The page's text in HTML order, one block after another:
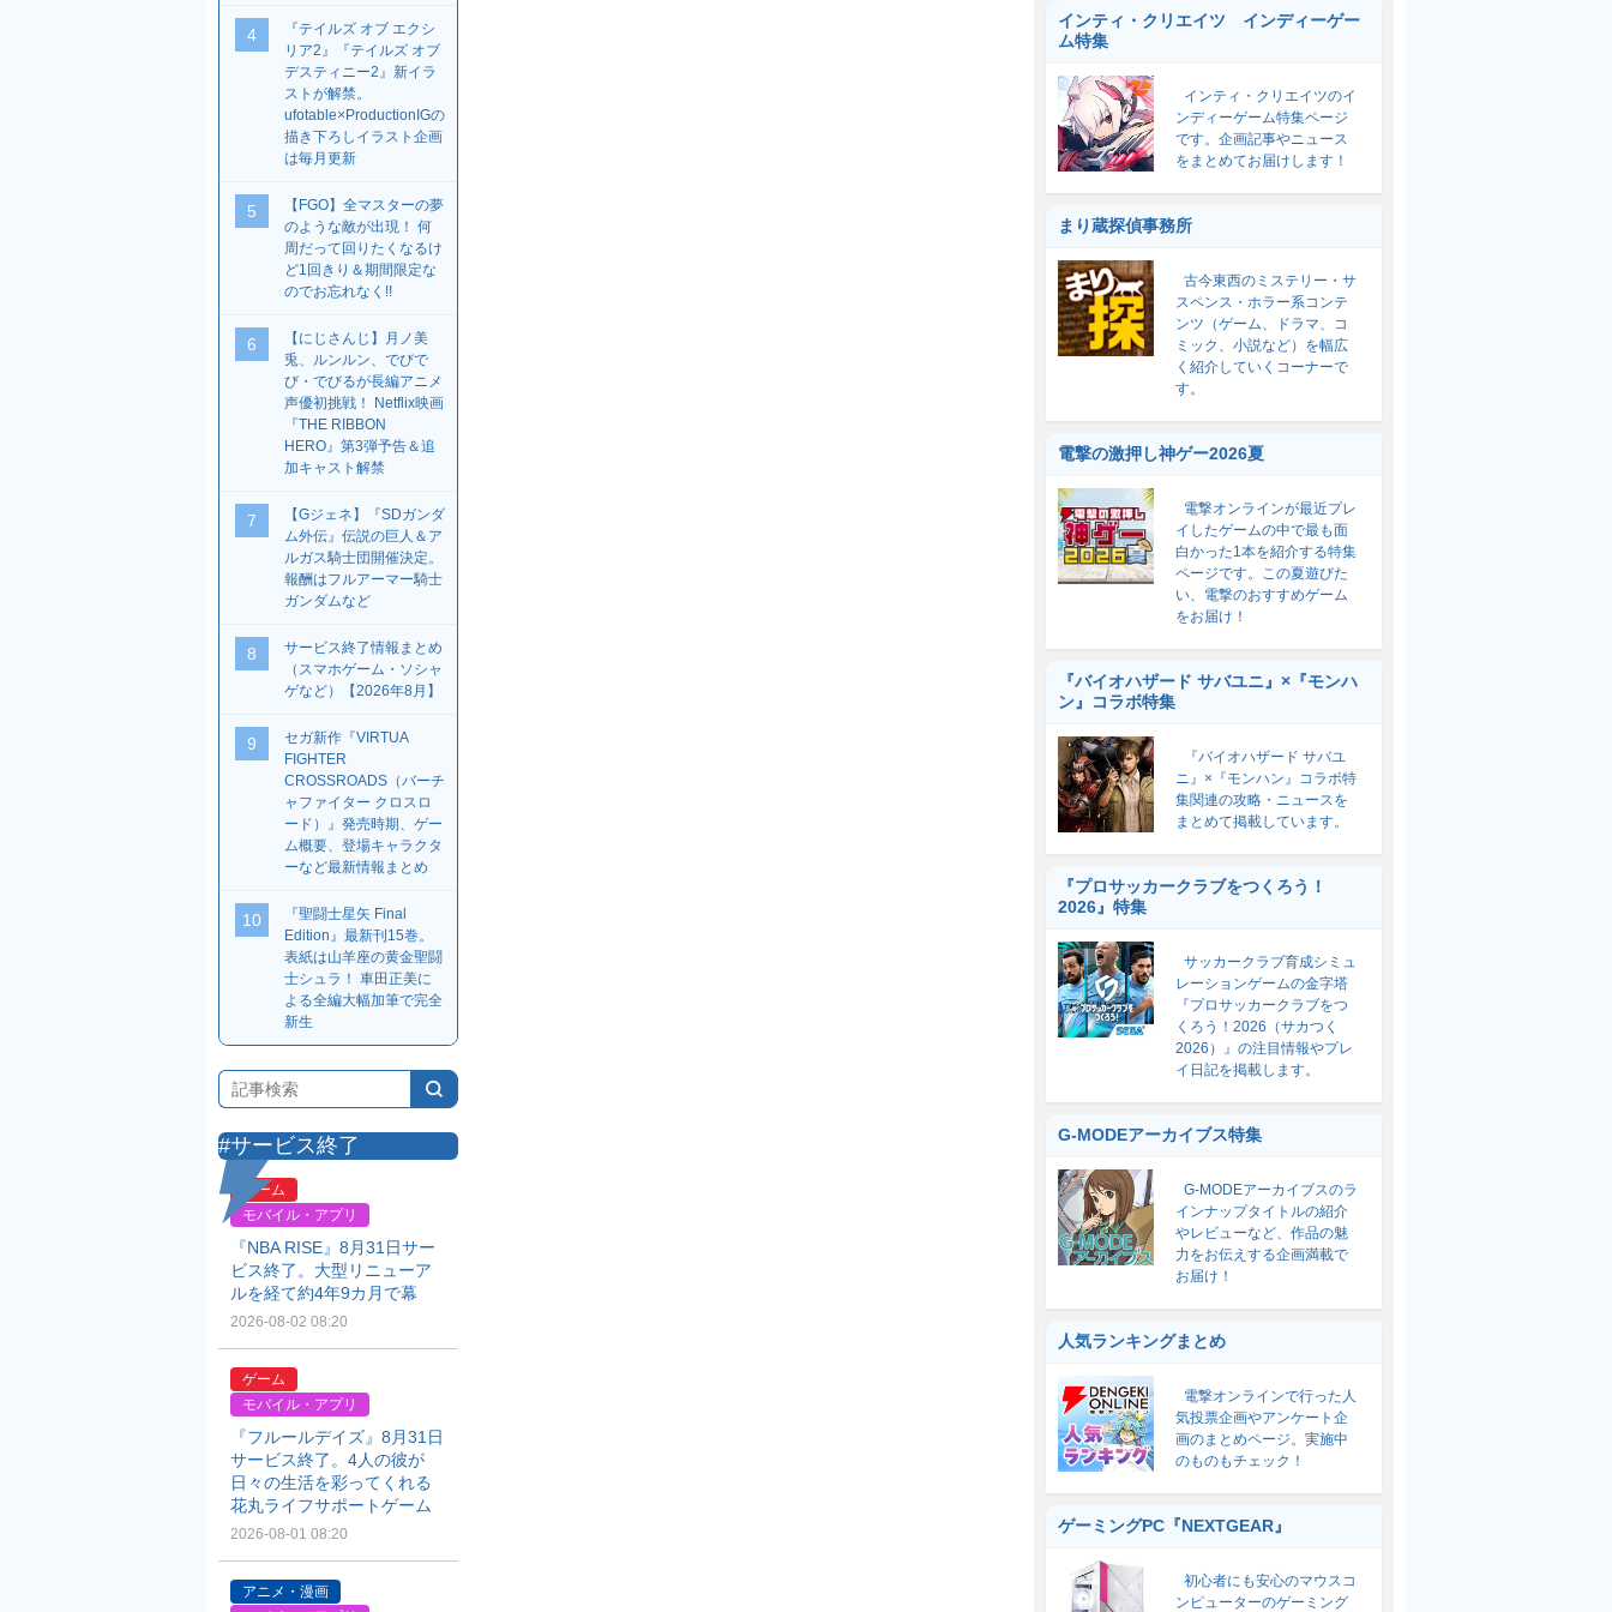
4
『テイルズ オブ エクシ
リア2』『テイルズ オブ
デスティニー2』新イラ
ストが解禁。
ufotable×ProductionIGの
描き下ろしイラスト企画
は毎月更新
5
【FGO】全マスターの夢
のような敵が出現！ 何
周だって回りたくなるけ
ど1回きり＆期間限定な
のでお忘れなく!!
6
【にじさんじ】月ノ美
兎、ルンルン、でびで
び・でびるが長編アニメ
声優初挑戦！ Netflix映画
『THE RIBBON
HERO』第3弾予告＆追
加キャスト解禁
7
【Gジェネ】『SDガンダ
ム外伝』伝説の巨人＆ア
ルガス騎士団開催決定。
報酬はフルアーマー騎士
ガンダムなど
8
サービス終了情報まとめ
（スマホゲーム・ソシャ
ゲなど）【2026年8月】
9
セガ新作『VIRTUA
FIGHTER
CROSSROADS（バーチ
ャファイター クロスロ
ード）』発売時期、ゲー
ム概要、登場キャラクタ
ーなど最新情報まとめ
10
『聖闘士星矢 Final
Edition』最新刊15巻。
表紙は山羊座の黄金聖闘
士シュラ！ 車田正美に
よる全編大幅加筆で完全
新生
#サービス終了
ゲーム
モバイル・アプリ
『NBA RISE』8月31日サー
ビス終了。大型リニューア
ルを経て約4年9カ月で幕
2026-08-02 08:20
ゲーム
モバイル・アプリ
『フルールデイズ』8月31日
サービス終了。4人の彼が
日々の生活を彩ってくれる
花丸ライフサポートゲーム
2026-08-01 08:20
アニメ・漫画
インティ・クリエイツ インディーゲー
ム特集
インティ・クリエイツのイ
ンディーゲーム特集ページ
です。企画記事やニュース
をまとめてお届けします！
まり蔵探偵事務所
古今東西のミステリー・サ
スペンス・ホラー系コンテ
ンツ（ゲーム、ドラマ、コ
ミック、小説など）を幅広
く紹介していくコーナーで
す。
電撃の激押し神ゲー2026夏
電撃オンラインが最近プレ
イしたゲームの中で最も面
白かった1本を紹介する特集
ページです。この夏遊びた
い、電撃のおすすめゲーム
をお届け！
『バイオハザード サバユニ』×『モンハ
ン』コラボ特集
『バイオハザード サバユ
ニ』×『モンハン』コラボ特
集関連の攻略・ニュースを
まとめて掲載しています。
『プロサッカークラブをつくろう！
2026』特集
サッカークラブ育成シミュ
レーションゲームの金字塔
『プロサッカークラブをつ
くろう！2026（サカつく
2026）』の注目情報やプレ
イ日記を掲載します。
G-MODEアーカイブス特集
G-MODEアーカイブスのラ
インナップタイトルの紹介
やレビューなど、作品の魅
力をお伝えする企画満載で
お届け！
人気ランキングまとめ
電撃オンラインで行った人
気投票企画やアンケート企
画のまとめページ。実施中
のものもチェック！
ゲーミングPC『NEXTGEAR』
初心者にも安心のマウスコ
ンピューターのゲーミング